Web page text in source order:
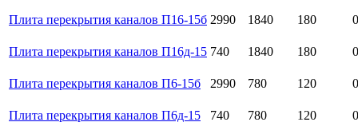
Плита перекрытия каналов П16-15б 2990 1840 180
Плита перекрытия каналов П16д-15 740 1840 180
Плита перекрытия каналов П6-15б 2990 780 120
Плита перекрытия каналов П6д-15 740 780 120